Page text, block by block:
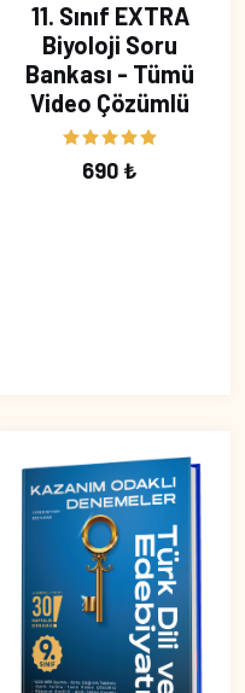
11. Sınıf EXTRA
Biyoloji Soru
Bankası - Tümü
Video Çözümlü
690 ₺